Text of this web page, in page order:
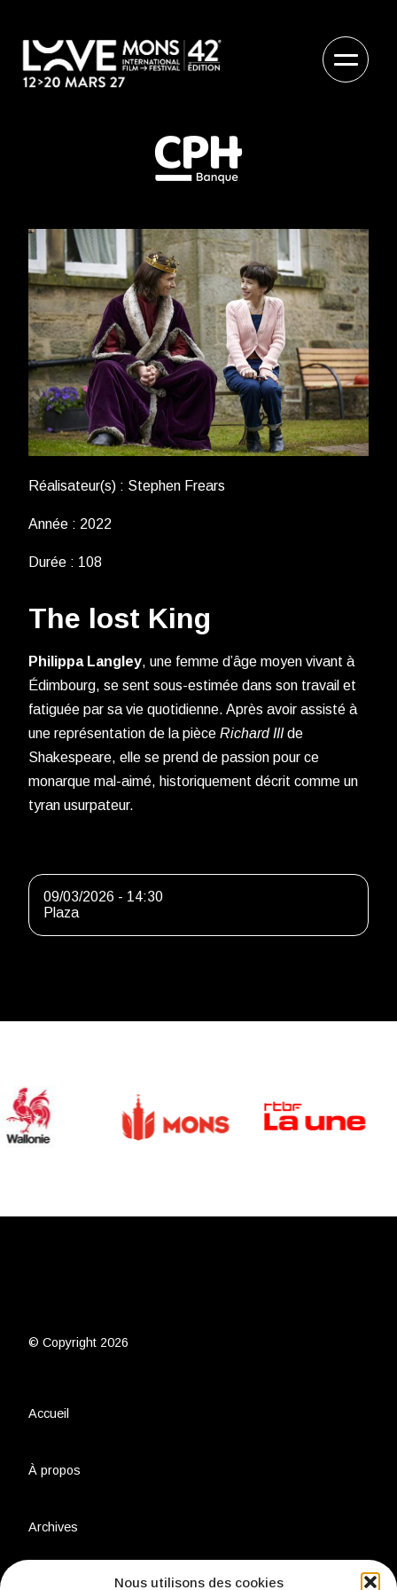
Nous utilisons des cookies
Réalisateur(s) : Stephen Frears
Année : 2022
Durée : 108
The lost King
Philippa Langley, une femme d’âge moyen vivant à
Édimbourg, se sent sous-estimée dans son travail et
fatiguée par sa vie quotidienne. Après avoir assisté à
une représentation de la pièce Richard IIIde
Shakespeare, elle se prend de passion pour ce
monarque mal-aimé, historiquement décrit comme un
tyran usurpateur.
09/03/2026 - 14:30
Plaza
© Copyright 2026
Accueil
À propos
Archives
Charte environnementale